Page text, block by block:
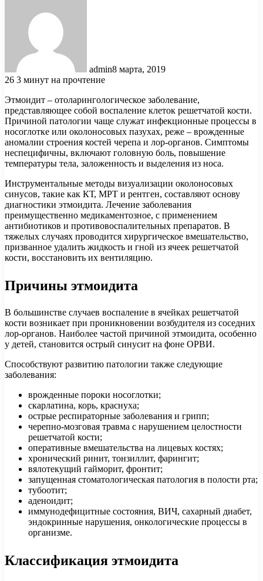
admin8 марта, 2019
26 3 минут на прочтение
Этмоидит – отоларингологическое заболевание,
представляющее собой воспаление клеток решетчатой кости.
Причиной патологии чаще служат инфекционные процессы в
носоглотке или околоносовых пазухах, реже – врожденные
аномалии строения костей черепа и лор-органов. Симптомы
неспецифичны, включают головную боль, повышение
температуры тела, заложенность и выделения из носа.
Инструментальные методы визуализации околоносовых
синусов, такие как КТ, МРТ и рентген, составляют основу
диагностики этмоидита. Лечение заболевания
преимущественно медикаментозное, с применением
антибиотиков и противовоспалительных препаратов. В
тяжелых случаях проводится хирургическое вмешательство,
призванное удалить жидкость и гной из ячеек решетчатой
кости, восстановить их вентиляцию.
Причины этмоидита
В большинстве случаев воспаление в ячейках решетчатой
кости возникает при проникновении возбудителя из соседних
лор-органов. Наиболее частой причиной этмоидита, особенно
у детей, становится острый синусит на фоне ОРВИ.
Способствуют развитию патологии также следующие
заболевания:
врожденные пороки носоглотки;
скарлатина, корь, краснуха;
острые респираторные заболевания и грипп;
черепно-мозговая травма с нарушением целостности
решетчатой кости;
оперативные вмешательства на лицевых костях;
хронический ринит, тонзиллит, фарингит;
вялотекущий гайморит, фронтит;
запущенная стоматологическая патология в полости рта;
тубоотит;
аденоидит;
иммунодефицитные состояния, ВИЧ, сахарный диабет,
эндокринные нарушения, онкологические процессы в
организме.
Классификация этмоидита